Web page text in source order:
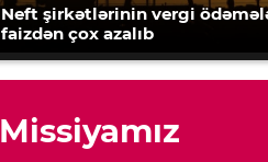
Neft şirkətlərinin vergi
faizdən çox azalıb
Missiyamız